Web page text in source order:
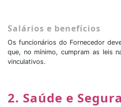
Salários e benefícios
Os funcionários do Fornecedor
que, no mínimo, cumpram as leis
vinculativos.
2. Saúde e